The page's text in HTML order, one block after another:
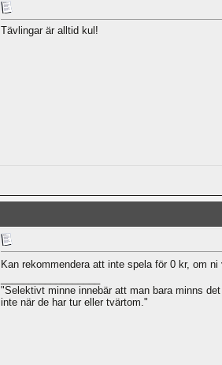
Tävlingar är alltid kul!
Kan rekommendera att inte spela för 0 kr, om
"Selektivt minne innebär att man bara minns
inte när de har tur eller tvärtom."